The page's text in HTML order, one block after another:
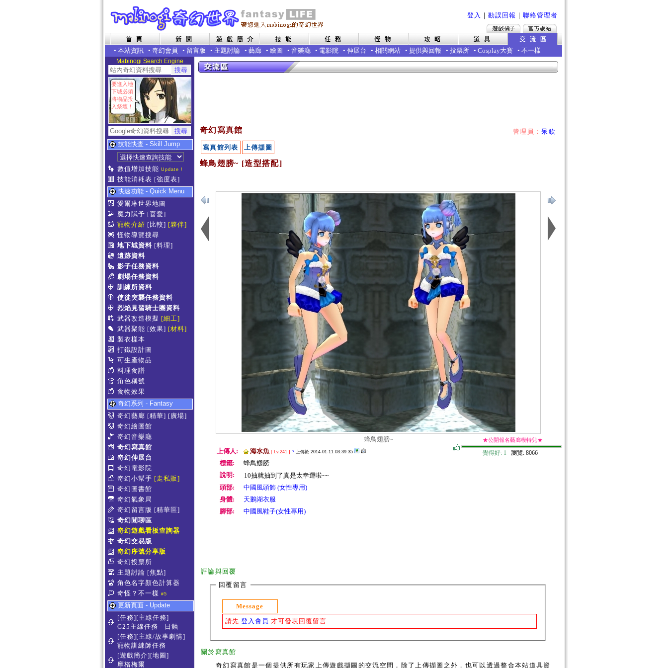
登入 ｜ 勘誤回報 ｜ 聯絡管理者
• 本站資訊 • 奇幻會員 • 留言版 • 主題討論 • 藝廊 • 繪圖 • 音樂廳 • 電影院 • 伸展台 • 相關網站 • 提供與回報 • 投票所 • Cosplay大賽 • 不一樣
Mabinogi Search Engine
要進入地
下城必須
將物品投
入祭壇！
技能快查 - Skill Jump
數值增加技能 Update !
技能消耗表 [強度表]
快速功能 - Quick Menu
愛爾琳世界地圖
魔力賦予 [喜愛]
寵物介紹 [比較] [夥伴]
怪物導覽搜尋
地下城資料 [料理]
遺跡資料
影子任務資料
劇場任務資料
訓練所資料
使徒突襲任務資料
烈焰見習騎士團資料
武器改造模擬 [細工]
武器聚能 [效果] [材料]
製衣樣本
打鐵設計圖
可生產物品
料理食譜
角色稱號
食物效果
奇幻系列 - Fantasy
奇幻藝廊 [精華] [廣場]
奇幻繪圖館
奇幻音樂廳
奇幻寫真館
奇幻伸展台
奇幻電影院
奇幻小幫手 [走私販]
奇幻圖書館
奇幻氣象局
奇幻留言版 [精華區]
奇幻閒聊區
奇幻遊戲看板查詢器
奇幻交易版
奇幻序號分享版
奇幻投票所
主題討論 [焦點]
角色名字顏色計算器
奇怪？不一樣 #5
更新頁面 - Update
[任務][主線任務]
G25主線任務 - 日蝕
[任務][主線/故事劇情]
寵物訓練師任務
[遊戲簡介][地圖]
摩格梅爾
管理員：呆欽
奇幻寫真館
寫真館列表 上傳擷圖
蜂鳥翅膀~ [造型搭配]
蜂鳥翅膀~
覺得好: 1 瀏覽: 8066
★公開報名藝廊模特兒★
上傳人: 海水魚 [ Lv.241 ] ? 上傳於 2014-01-11 03:39:35
標籤:
蜂鳥翅膀
說明:
10抽就抽到了真是太幸運啦~~
頭部:
中國風頭飾 (女性專用)
身體:
天鵝湖衣服
腳部:
中國風鞋子(女性專用)
評論與回覆
回覆留言
Message
請先 登入會員 才可發表回覆留言
關於寫真館
奇幻寫真館是一個提供所有玩家上傳遊戲擷圖的交流空間，除了上傳擷圖之外，也可以透過整合本站道具資